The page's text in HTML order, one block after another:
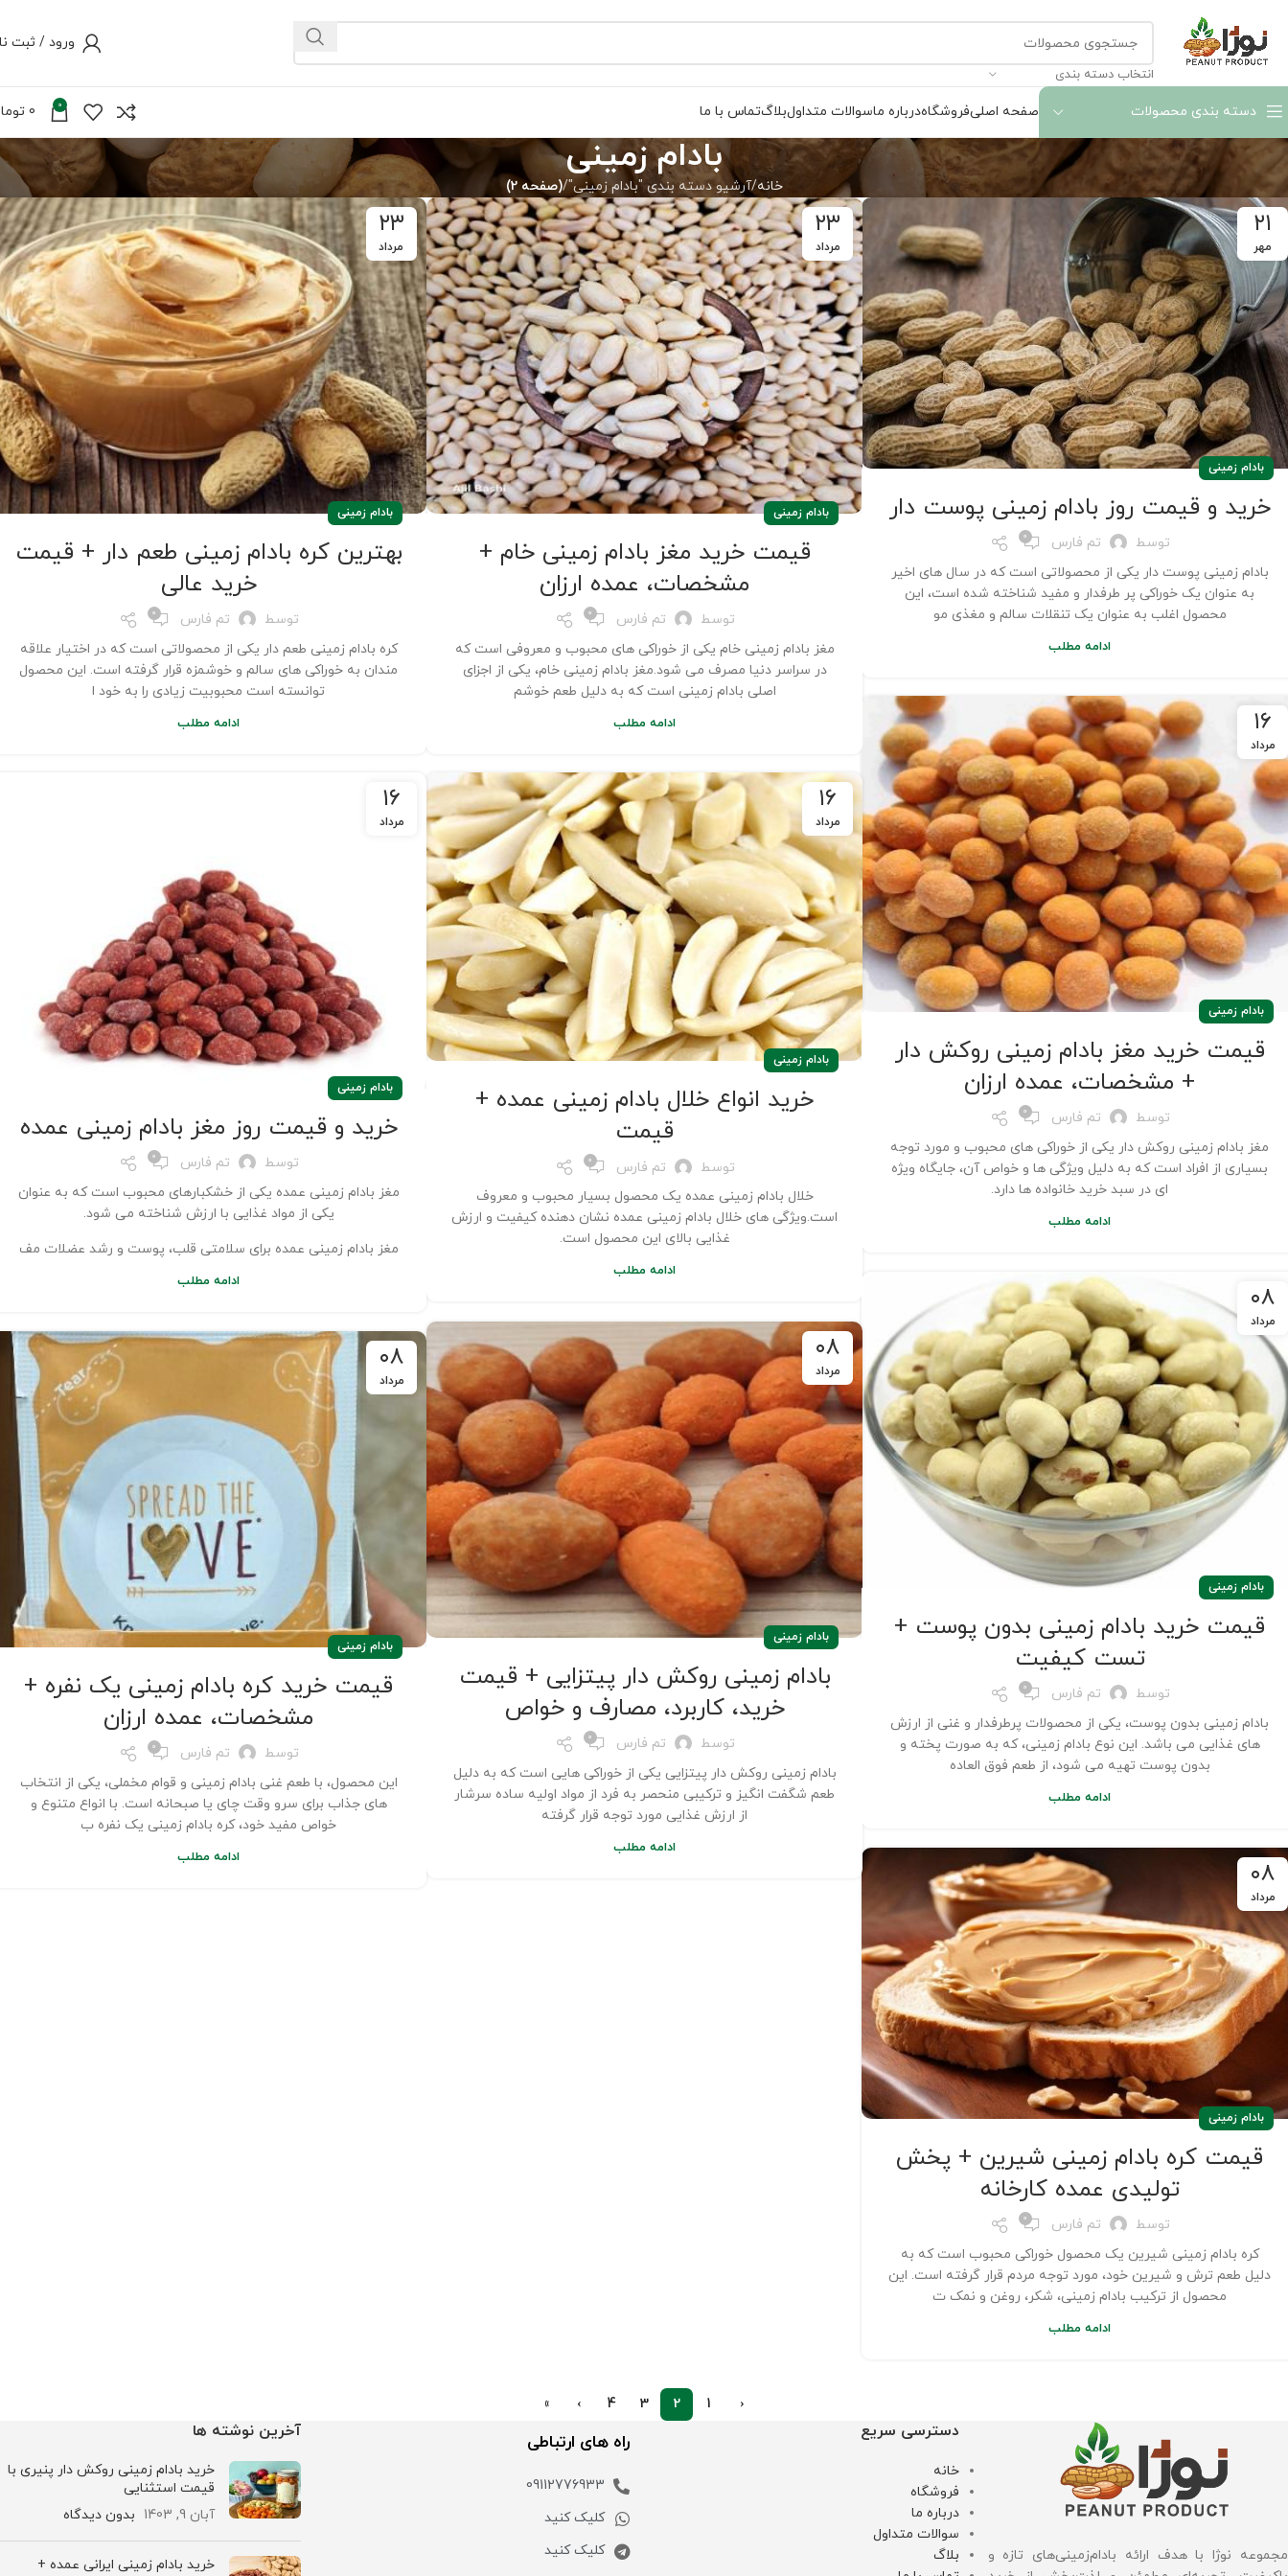
انتخاب دسته بندی
ورود / ثبت
دسته بندی محصولات صفحه اصلیفروشگاهدرباره ماسوالات متداولبلاگتماس با ما 0
0
بادام زمینی
خانه آرشیو دسته بندی "بادام زمینی" (صفحه 2)
۲۱
مهر
بادام زمینی
خرید و قیمت روز بادام زمینی پوست دار
توسط تم فارس 0
بادام زمینی پوست دار یکی از محصولاتی است که در سال های اخیر
به عنوان یک خوراکی پر طرفدار و مفید شناخته شده است، این
محصول اغلب به عنوان یک تنقلات سالم و مغذی مو
ادامه مطلب
۲۳
مرداد
بادام زمینی
قیمت خرید مغز بادام زمینی خام +
مشخصات، عمده ارزان
توسط تم فارس 0
مغز بادام زمینی خام یکی از خوراکی های محبوب و معروفی است که
در سراسر دنیا مصرف می شود.مغز بادام زمینی خام، یکی از اجزای
اصلی بادام زمینی است که به دلیل طعم خوشم
ادامه مطلب
۲۳
مرداد
بادام زمینی
بهترین کره بادام زمینی طعم دار + قیمت
خرید عالی
توسط تم فارس 0
کره بادام زمینی طعم دار یکی از محصولاتی است که در اختیار علاقه
مندان به خوراکی های سالم و خوشمزه قرار گرفته است. این محصول
توانسته است محبوبیت زیادی را به خود ا
ادامه مطلب ۱۶
مرداد
بادام زمینی
قیمت خرید مغز بادام زمینی روکش دار
+ مشخصات، عمده ارزان
توسط تم فارس 0
مغز بادام زمینی روکش دار یکی از خوراکی های محبوب و مورد توجه
بسیاری از افراد است که به دلیل ویژگی ها و خواص آن، جایگاه ویژه
ای در سبد خرید خانواده ها دارد.
ادامه مطلب
۱۶
مرداد
بادام زمینی
خرید انواع خلال بادام زمینی عمده +
قیمت
توسط تم فارس 0
خلال بادام زمینی عمده یک محصول بسیار محبوب و معروف
است.ویژگی های خلال بادام زمینی عمده نشان دهنده کیفیت و ارزش
غذایی بالای این محصول است.
ادامه مطلب
۱۶
مرداد
بادام زمینی
خرید و قیمت روز مغز بادام زمینی عمده
توسط تم فارس 0
مغز بادام زمینی عمده یکی از خشکبارهای محبوب است که به عنوان
یکی از مواد غذایی با ارزش شناخته می شود.
مغز بادام زمینی عمده برای سلامتی قلب، پوست و رشد عضلات مف
ادامه مطلب
۰۸
مرداد
بادام زمینی
قیمت خرید بادام زمینی بدون پوست +
تست کیفیت
توسط تم فارس 0
بادام زمینی بدون پوست، یکی از محصولات پرطرفدار و غنی از ارزش
های غذایی می باشد. این نوع بادام زمینی، که به صورت پخته و
بدون پوست تهیه می شود، از طعم فوق العاده
ادامه مطلب
۰۸
مرداد
بادام زمینی
بادام زمینی روکش دار پیتزایی + قیمت
خرید، کاربرد، مصارف و خواص
توسط تم فارس 0
بادام زمینی روکش دار پیتزایی یکی از خوراکی هایی است که به دلیل
طعم شگفت انگیز و ترکیبی منحصر به فرد از مواد اولیه ساده سرشار
از ارزش غذایی مورد توجه قرار گرفته
ادامه مطلب
۰۸
مرداد
بادام زمینی
قیمت خرید کره بادام زمینی یک نفره +
مشخصات، عمده ارزان
توسط تم فارس 0
این محصول، با طعم غنی بادام زمینی و قوام مخملی، یکی از انتخاب
های جذاب برای سرو وقت چای یا صبحانه است. با انواع متنوع و
خواص مفید خود، کره بادام زمینی یک نفره ب
ادامه مطلب
۰۸
مرداد
بادام زمینی
قیمت کره بادام زمینی شیرین + پخش
تولیدی عمده کارخانه
توسط تم فارس 0
کره بادام زمینی شیرین یک محصول خوراکی محبوب است که به
دلیل طعم ترش و شیرین خود، مورد توجه مردم قرار گرفته است. این
محصول از ترکیب بادام زمینی، شکر، روغن و نمک ت
ادامه مطلب
‹
1
2
3
4
›
»
مجموعه نوژا با هدف ارائه بادام‌زمینی‌های تازه و
دسترسی سریع
خانه
فروشگاه
درباره ما
سوالات متداول
بلاگ
راه های ارتباطی
09112776933
کلیک کنید
کلیک کنید
آخرین نوشته ها
خرید بادام زمینی روکش دار پنیری با
قیمت استثنایی
آبان 9, 1403
بدون دیدگاه
خرید بادام زمینی ایرانی عمده +